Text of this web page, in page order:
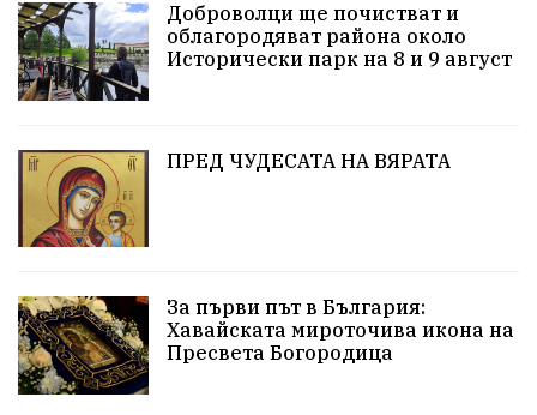
Европа Актуално Туризъм Бизнес
абсурд Здравословно хранене
Коледа Чиста София
Софийски общински съвет
Общински съвет Величие Финландия
Образование Борисов Кольо Парамов
Доброволци ще почистват и
облагородяват района около
Исторически парк на 8 и 9 август
ПРЕД ЧУДЕСАТА НА ВЯРАТА
За първи път в България:
Хавайската мироточива икона на
Пресвета Богородица